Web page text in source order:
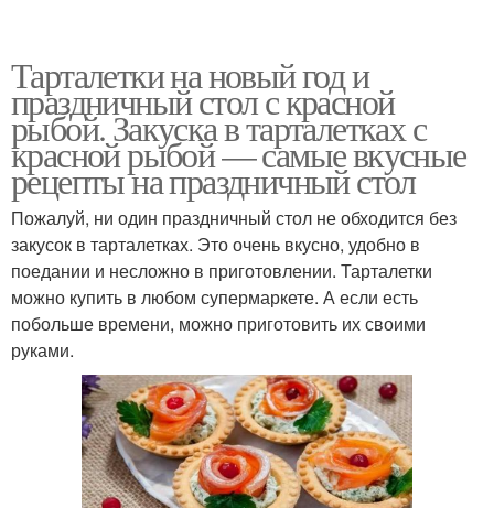
Вкусная закуска Закуски в тарталетках
Простые тарталетки Елочки в тарталетках
Тарталетки с муссом
Тарталетки с
Вкусные закуски
Тарталетки на новый год и
праздничный стол с красной
рыбой. Закуска в тарталетках с
красной рыбой — самые вкусные
рецепты на праздничный стол
Пожалуй, ни один праздничный стол не обходится без
закусок в тарталетках. Это очень вкусно, удобно в
поедании и несложно в приготовлении. Тарталетки
можно купить в любом супермаркете. А если есть
побольше времени, можно приготовить их своими
руками.